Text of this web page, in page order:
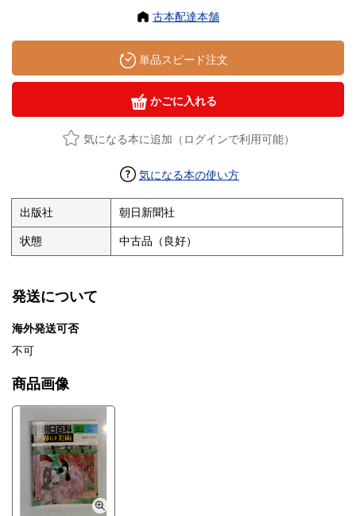
古本配達本舗
単品スピード注文
かごに入れる
気になる本に追加（ログインで利用可能）
気になる本の使い方
出版社 朝日新聞社
状態 中古品（良好）
発送について
海外発送可否
不可
商品画像